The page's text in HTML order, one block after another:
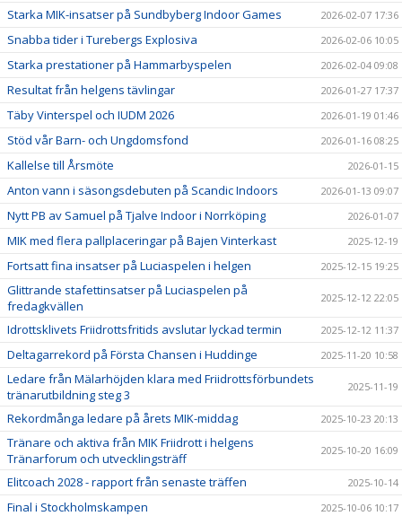
Starka MIK-insatser på Sundbyberg Indoor Games 2026-02-07 17:36
Snabba tider i Turebergs Explosiva 2026-02-06 10:05
Starka prestationer på Hammarbyspelen 2026-02-04 09:08
Resultat från helgens tävlingar 2026-01-27 17:37
Täby Vinterspel och IUDM 2026 2026-01-19 01:46
Stöd vår Barn- och Ungdomsfond 2026-01-16 08:25
Kallelse till Årsmöte 2026-01-15
Anton vann i säsongsdebuten på Scandic Indoors 2026-01-13 09:07
Nytt PB av Samuel på Tjalve Indoor i Norrköping 2026-01-07
MIK med flera pallplaceringar på Bajen Vinterkast 2025-12-19
Fortsatt fina insatser på Luciaspelen i helgen 2025-12-15 19:25
Glittrande stafettinsatser på Luciaspelen på
fredagkvällen
2025-12-12 22:05
Idrottsklivets Friidrottsfritids avslutar lyckad termin 2025-12-12 11:37
Deltagarrekord på Första Chansen i Huddinge 2025-11-20 10:58
Ledare från Mälarhöjden klara med Friidrottsförbundets
tränarutbildning steg 3
2025-11-19
Rekordmånga ledare på årets MIK-middag 2025-10-23 20:13
Tränare och aktiva från MIK Friidrott i helgens
Tränarforum och utvecklingsträff
2025-10-20 16:09
Elitcoach 2028 - rapport från senaste träffen 2025-10-14
Final i Stockholmskampen 2025-10-06 10:17